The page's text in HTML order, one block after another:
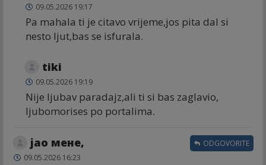
09.05.2026 19:17
Pa mahala ti je citavo vrijeme,jos pita dal si
nesto ljut,bas se isfurala.
tiki
09.05.2026 19:19
Nije ljubav paradajz,ali ti si bas zaglavio,
ljubomorises po portalima.
јао мене,
09.05.2026 16:23
ODGOVORITE